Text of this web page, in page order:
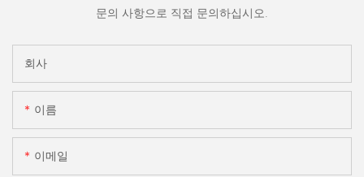
문의 사항으로 직접 문의하십시오.
회사
이름
이메일